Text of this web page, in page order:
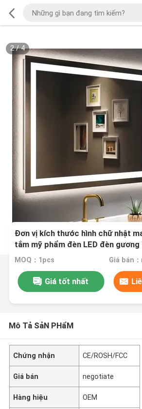
2/4
Đơn vị kích thước hình chữ nhật
tắm mỹ phẩm đèn LED đèn gương
MOQ：1pcs Giá bán
Giá tốt nhất
Mô Tả SảN PHẩM
Chứng nhận CE/ROSH/FCC
Giá bán negotiate
Hàng hiệu OEM